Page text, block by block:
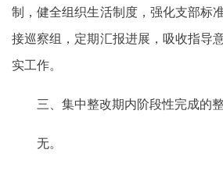
制，健全组织生活制度，强化支部标
接巡察组，定期汇报进展，吸收指导
实工作。
三、集中整改期内阶段性完成的
无。